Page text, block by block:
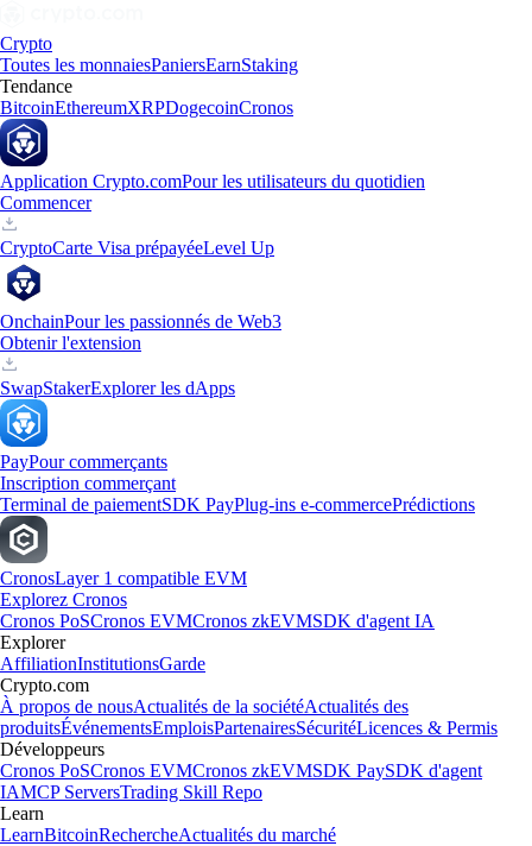
Crypto
Toutes les monnaiesPaniersEarnStaking
Tendance
BitcoinEthereumXRPDogecoinCronos
Application Crypto.comPour les utilisateurs du quotidien
Commencer
CryptoCarte Visa prépayéeLevel Up
OnchainPour les passionnés de Web3
Obtenir l'extension
SwapStakerExplorer les dApps
PayPour commerçants
Inscription commerçant
Terminal de paiementSDK PayPlug-ins e-commercePrédictions
CronosLayer 1 compatible EVM
Explorez Cronos
Cronos PoSCronos EVMCronos zkEVMSDK d'agent IA
Explorer
AffiliationInstitutionsGarde
Crypto.com
À propos de nousActualités de la sociétéActualités des
produitsÉvénementsEmploisPartenairesSécuritéLicences & Permis
Développeurs
Cronos PoSCronos EVMCronos zkEVMSDK PaySDK d'agent
IAMCP ServersTrading Skill Repo
Learn
LearnBitcoinRechercheActualités du marché